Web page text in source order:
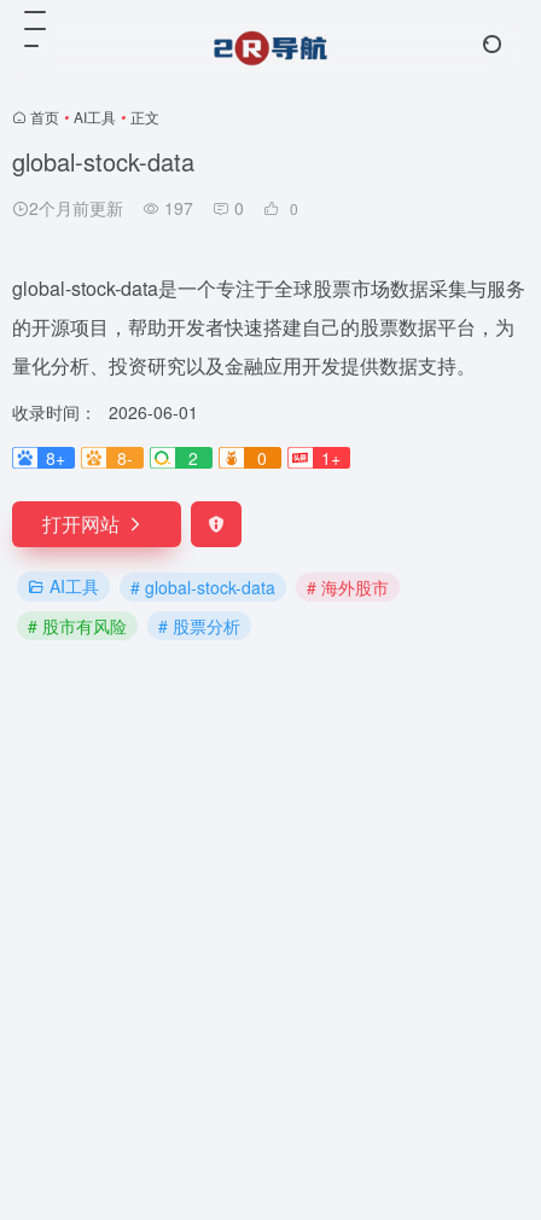
首页 • AI工具 • 正文
global-stock-data
2个月前更新 197 0 0
global-stock-data是一个专注于全球股票市场数据采集与服务
的开源项目，帮助开发者快速搭建自己的股票数据平台，为
量化分析、投资研究以及金融应用开发提供数据支持。
收录时间：
2026-06-01
8+
8- 2 0 1+
打开网站
AI工具 # global-stock-data
# 海外股市
# 股市有风险
# 股票分析